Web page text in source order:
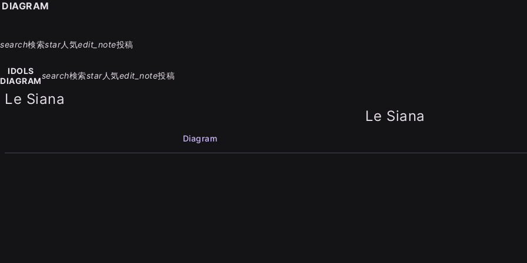
search検索star人気edit_note投稿
IDOLS
DIAGRAM
search検索star人気edit_note投稿
Le Siana
Le Siana
Diagram